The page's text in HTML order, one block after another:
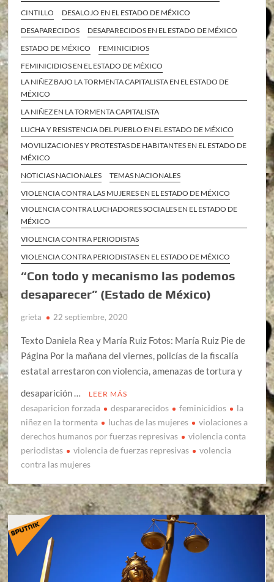
CINTILLO
DESALOJO EN EL ESTADO DE MÉXICO
DESAPARECIDOS
DESAPARECIDOS EN EL ESTADO DE MÉXICO
ESTADO DE MÉXICO
FEMINICIDIOS
FEMINICIDIOS EN EL ESTADO DE MÉXICO
LA NIÑEZ BAJO LA TORMENTA CAPITALISTA EN EL ESTADO DE
MÉXICO
LA NIÑEZ EN LA TORMENTA CAPITALISTA
LUCHA Y RESISTENCIA DEL PUEBLO EN EL ESTADO DE MÉXICO
MOVILIZACIONES Y PROTESTAS DE HABITANTES EN EL ESTADO DE
MÉXICO
NOTICIAS NACIONALES
TEMAS NACIONALES
VIOLENCIA CONTRA LAS MUJERES EN EL ESTADO DE MÉXICO
VIOLENCIA CONTRA LUCHADORES SOCIALES EN EL ESTADO DE
MÉXICO
VIOLENCIA CONTRA PERIODISTAS
VIOLENCIA CONTRA PERIODISTAS EN EL ESTADO DE MÉXICO
“Con todo y mecanismo las podemos
desaparecer” (Estado de México)
grieta 22 septiembre, 2020
Texto Daniela Rea y María Ruiz Fotos: María Ruiz Pie de
Página Por la mañana del viernes, policías de la fiscalía
estatal arrestaron con violencia, amenazas de tortura y
desaparición …
LEER MÁS
desaparicion forzada despararecidos feminicidios
la
niñez en la tormenta
luchas de las mujeres
violaciones a
derechos humanos por fuerzas represivas
violencia conta
periodistas
violencia de fuerzas represivas
volencia
contra las mujeres